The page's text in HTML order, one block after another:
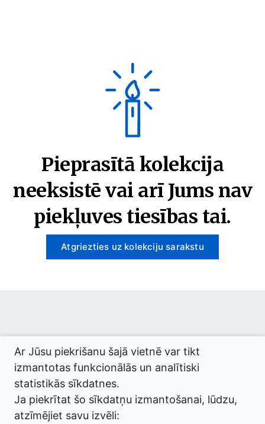
Pieprasītā kolekcija
neeksistē vai arī Jums nav
piekļuves tiesības tai.
Atgriezties uz kolekciju sarakstu
© 2026 termini.gov.lv. Izstrādātājs:Tilde.
Ar Jūsu piekrišanu šajā vietnē var tikt
izmantotas funkcionālās un analītiski
statistikās sīkdatnes.
Ja piekrītat šo sīkdatņu izmantošanai, lūdzu,
atzīmējiet savu izvēli: